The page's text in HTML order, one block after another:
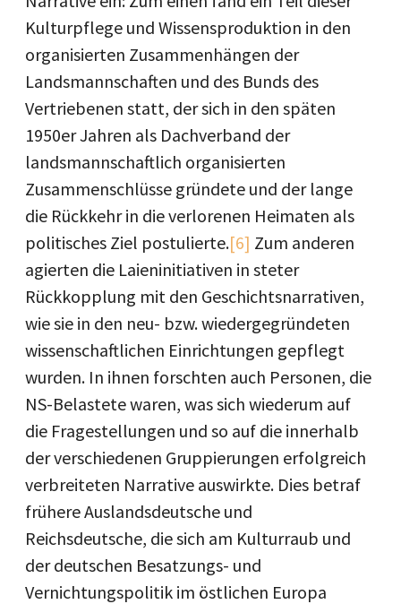
Kulturpflege und Wissensproduktion in den
organisierten Zusammenhängen der
Landsmannschaften und des Bunds des
Vertriebenen statt, der sich in den späten
1950er Jahren als Dachverband der
landsmannschaftlich organisierten
Zusammenschlüsse gründete und der lange
die Rückkehr in die verlorenen Heimaten als
politisches Ziel postulierte.[6] Zum anderen
agierten die Laieninitiativen in steter
Rückkopplung mit den Geschichtsnarrativen,
wie sie in den neu- bzw. wiedergegründeten
wissenschaftlichen Einrichtungen gepflegt
wurden. In ihnen forschten auch Personen, die
NS-Belastete waren, was sich wiederum auf
die Fragestellungen und so auf die innerhalb
der verschiedenen Gruppierungen erfolgreich
verbreiteten Narrative auswirkte. Dies betraf
frühere Auslandsdeutsche und
Reichsdeutsche, die sich am Kulturraub und
der deutschen Besatzungs- und
Vernichtungspolitik im östlichen Europa